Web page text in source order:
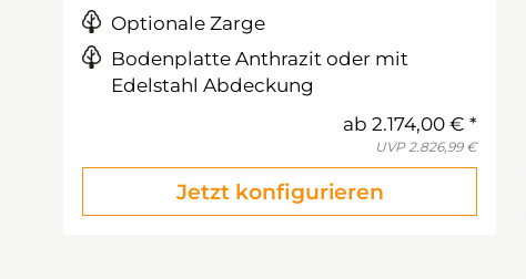
Optionale Zarge
Bodenplatte Anthrazit oder mit
Edelstahl Abdeckung
ab 2.174,00 €
UVP2.826,99 €
Jetzt konfigurieren